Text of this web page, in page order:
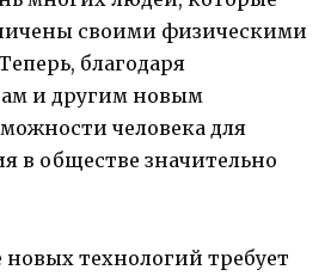
своими физическими
благодаря
и другим новым
человека для
в обществе значительно
новых технологий требует